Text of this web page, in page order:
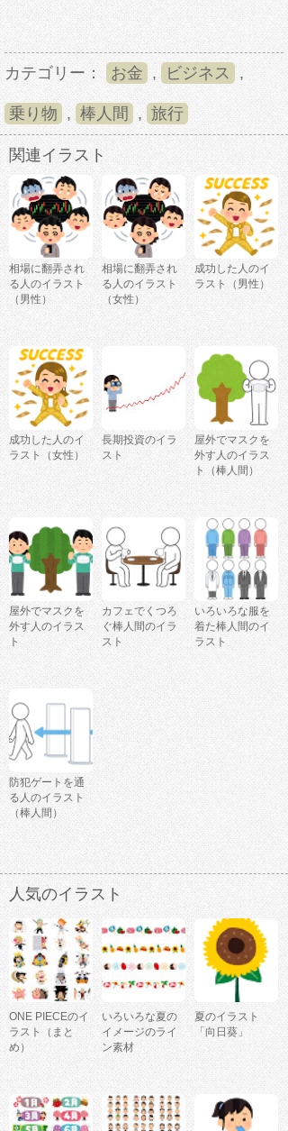
カテゴリー： お金 , ビジネス ,
乗り物 , 棒人間 , 旅行
関連イラスト
相場に翻弄され
る人のイラスト
（男性）
相場に翻弄され
る人のイラスト
（女性）
成功した人のイ
ラスト（男性）
成功した人のイ
ラスト（女性）
長期投資のイラ
スト
屋外でマスクを
外す人のイラス
ト（棒人間）
屋外でマスクを
外す人のイラス
ト
カフェでくつろ
ぐ棒人間のイラ
スト
いろいろな服を
着た棒人間のイ
ラスト
防犯ゲートを通
る人のイラスト
（棒人間）
人気のイラスト
ONE PIECEのイ
ラスト（まと
め）
いろいろな夏の
イメージのライ
ン素材
夏のイラスト
「向日葵」